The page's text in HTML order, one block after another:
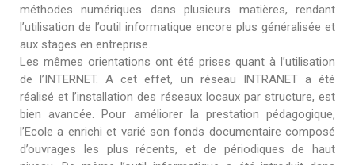
méthodes numériques dans plusieurs matières, rendant
l’utilisation de l’outil informatique encore plus généralisée et
aux stages en entreprise.
Les mêmes orientations ont été prises quant à l’utilisation
de l’INTERNET. A cet effet, un réseau INTRANET a été
réalisé et l’installation des réseaux locaux par structure, est
bien avancée. Pour améliorer la prestation pédagogique,
l’Ecole a enrichi et varié son fonds documentaire composé
d’ouvrages les plus récents, et de périodiques de haut